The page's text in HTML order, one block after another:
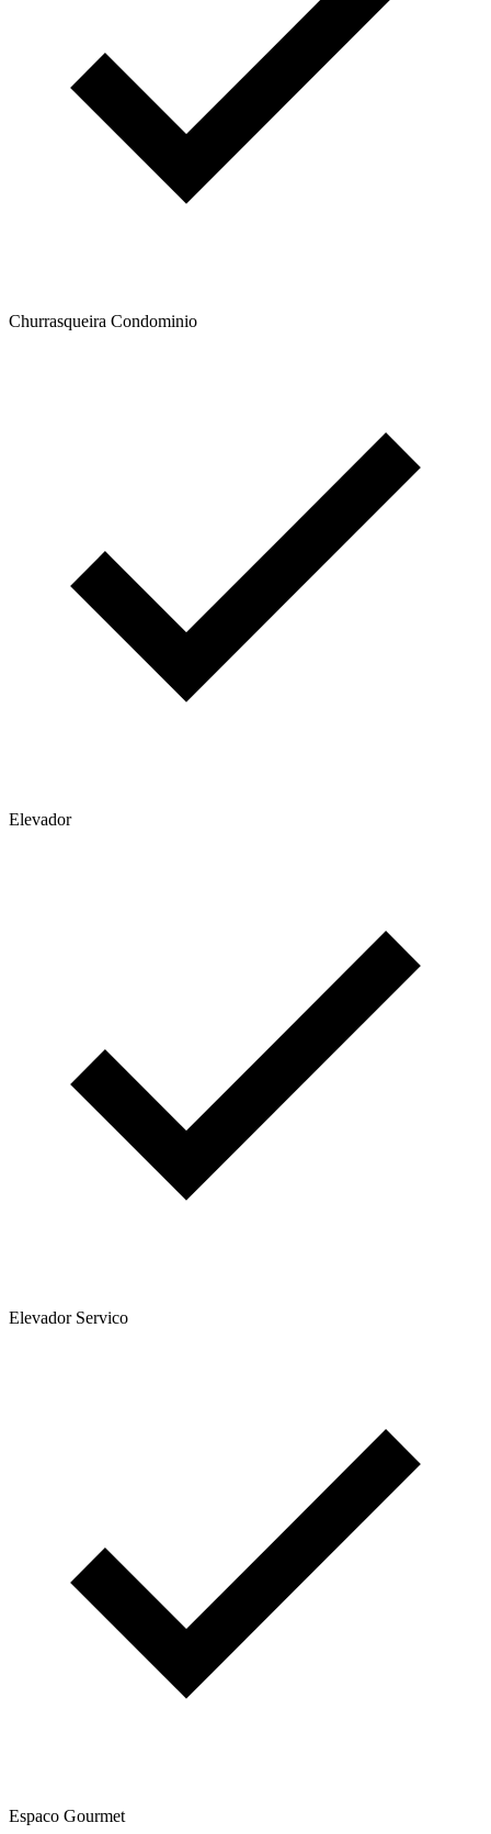
Churrasqueira Condominio
Elevador
Elevador Servico
Espaco Gourmet